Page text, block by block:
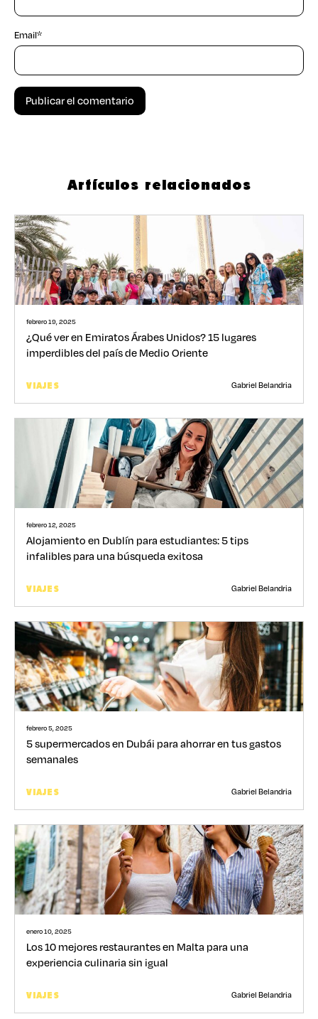
Email*
Artículos relacionados
febrero 19, 2025
¿Qué ver en Emiratos Árabes Unidos? 15 lugares
imperdibles del país de Medio Oriente
VIAJES Gabriel Belandria
febrero 12, 2025
Alojamiento en Dublín para estudiantes: 5 tips
infalibles para una búsqueda exitosa
VIAJES Gabriel Belandria
febrero 5, 2025
5 supermercados en Dubái para ahorrar en tus gastos
semanales
VIAJES Gabriel Belandria
enero 10, 2025
Los 10 mejores restaurantes en Malta para una
experiencia culinaria sin igual
VIAJES Gabriel Belandria